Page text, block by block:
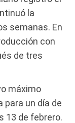
la
semanas. En
con
de tres
máximo
un día de
13 de febrero.